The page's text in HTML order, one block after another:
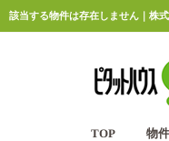
該当する物件は存在しません｜株
TOP 物